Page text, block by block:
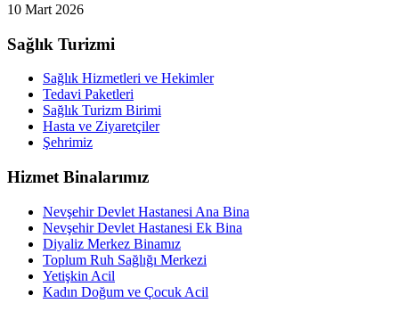
10 Mart 2026
Sağlık Turizmi
Sağlık Hizmetleri ve Hekimler
Tedavi Paketleri
Sağlık Turizm Birimi
Hasta ve Ziyaretçiler
Şehrimiz
Hizmet Binalarımız
Nevşehir Devlet Hastanesi Ana Bina
Nevşehir Devlet Hastanesi Ek Bina
Diyaliz Merkez Binamız
Toplum Ruh Sağlığı Merkezi
Yetişkin Acil
Kadın Doğum ve Çocuk Acil